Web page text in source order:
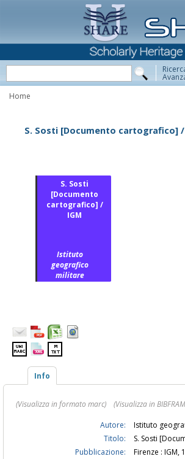
Home
S. Sosti [Documento cartografico] /
S. Sosti
[Documento
cartografico] /
IGM
Istituto
geografico
militare
Info
(Visualizza in formato marc)
(Visualizza in
Autore:
Istituto
Titolo:
S. Sosti
Pubblicazione:
Firenze : IGM,